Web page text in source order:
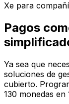
Xe para
Pagos
Ya sea que
soluciones de
cubierto.
130 monedas en